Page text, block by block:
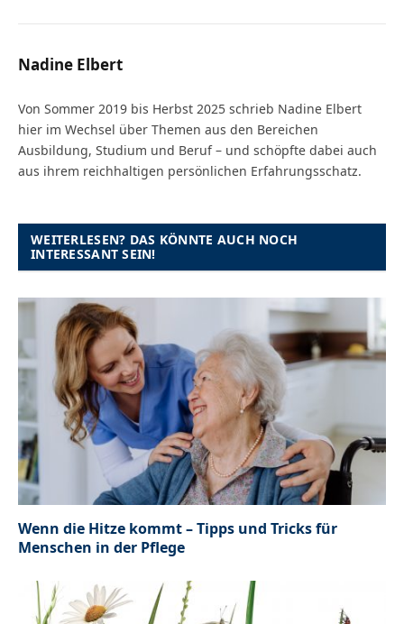
Nadine Elbert
Von Sommer 2019 bis Herbst 2025 schrieb Nadine Elbert
hier im Wechsel über Themen aus den Bereichen
Ausbildung, Studium und Beruf – und schöpfte dabei auch
aus ihrem reichhaltigen persönlichen Erfahrungsschatz.
WEITERLESEN? DAS KÖNNTE AUCH NOCH
INTERESSANT SEIN!
Wenn die Hitze kommt – Tipps und Tricks für
Menschen in der Pflege